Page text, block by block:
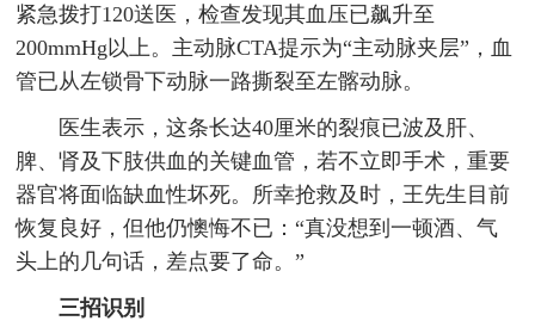
紧急拨打120送医，检查发现其血压已飙升至
200mmHg以上。主动脉CTA提示为“主动脉夹层”，血
管已从左锁骨下动脉一路撕裂至左髂动脉。
医生表示，这条长达40厘米的裂痕已波及肝、
脾、肾及下肢供血的关键血管，若不立即手术，重要
器官将面临缺血性坏死。所幸抢救及时，王先生目前
恢复良好，但他仍懊悔不已：“真没想到一顿酒、气
头上的几句话，差点要了命。”
三招识别